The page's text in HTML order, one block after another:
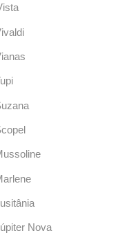
Nova